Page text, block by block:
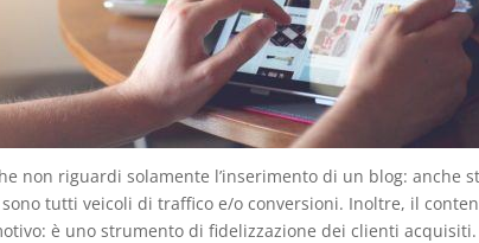
non riguardi solamente l’inserimento di un blog: anche
tutti veicoli di traffico e/o conversioni. Inoltre, il
è uno strumento di fidelizzazione dei clienti